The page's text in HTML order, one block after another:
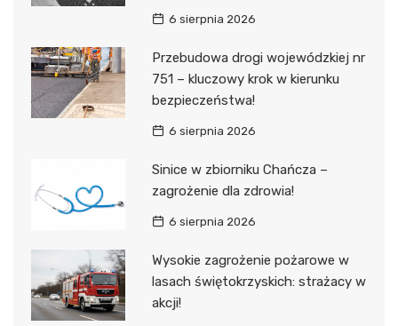
6 sierpnia 2026
Przebudowa drogi wojewódzkiej nr
751 – kluczowy krok w kierunku
bezpieczeństwa!
6 sierpnia 2026
Sinice w zbiorniku Chańcza –
zagrożenie dla zdrowia!
6 sierpnia 2026
Wysokie zagrożenie pożarowe w
lasach świętokrzyskich: strażacy w
akcji!